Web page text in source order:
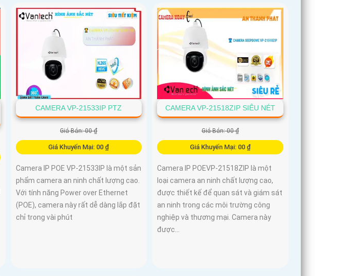
CAMERA VP-21533IP PTZ
Giá Bán: 00 ₫
Giá Khuyến Mại: 00 ₫
Camera IP POE VP-21533IP là một sản
phẩm camera an ninh chất lượng cao.
Với tính năng Power over Ethernet
(POE), camera này rất dễ dàng lắp đặt
chỉ trong vài phút
CAMERA VP-21518ZIP SIÊU NÉT
Giá Bán: 00 ₫
Giá Khuyến Mại: 00 ₫
Camera IP POEVP-21518ZIP là một
loại camera an ninh chất lượng cao,
được thiết kế để quan sát và giám sát
an ninh trong các môi trường công
nghiệp và thương mại. Camera này
được...